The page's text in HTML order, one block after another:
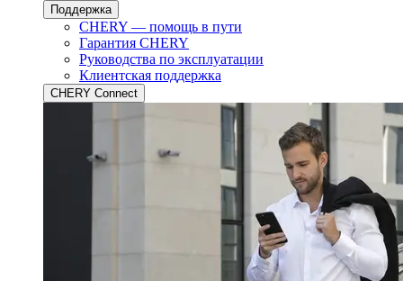
Поддержка
CHERY — помощь в пути
Гарантия CHERY
Руководства по эксплуатации
Клиентская поддержка
CHERY Connect